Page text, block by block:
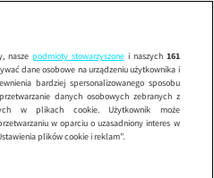
i ciesz się szybszym
nasze podmioty stowarzyszonei naszych 161
dane osobowe na urządzeniu użytkownika i
bardziej spersonalizowanego sposobu
danych osobowych zebranych z
w plikach cookie. Użytkownik może
w oparciu o uzasadniony interes w
plików cookie i reklam”.